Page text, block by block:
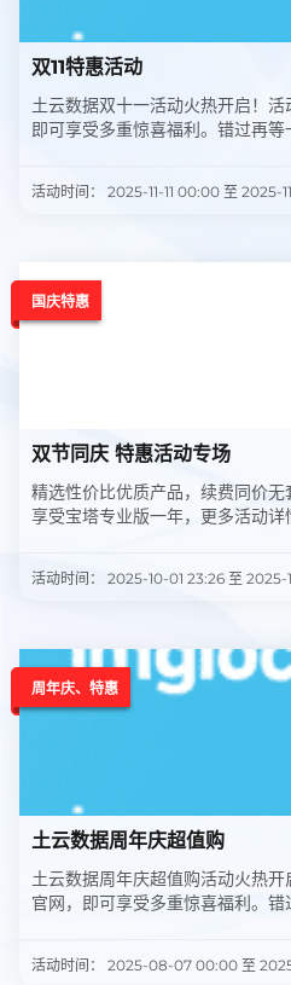
双11特惠活动
土云数据双十一活动火热开启！活
即可享受多重惊喜福利。错过再等
活动时间： 2025-11-11 00:00 至 2025-
国庆特惠
双节同庆 特惠活动专场
精选性价比优质产品，续费同价
享受宝塔专业版一年，更多活动详
活动时间： 2025-10-01 23:26 至 2025-
周年庆、特惠
土云数据周年庆超值购
土云数据周年庆超值购活动火热
官网，即可享受多重惊喜福利。错
活动时间： 2025-08-07 00:00 至